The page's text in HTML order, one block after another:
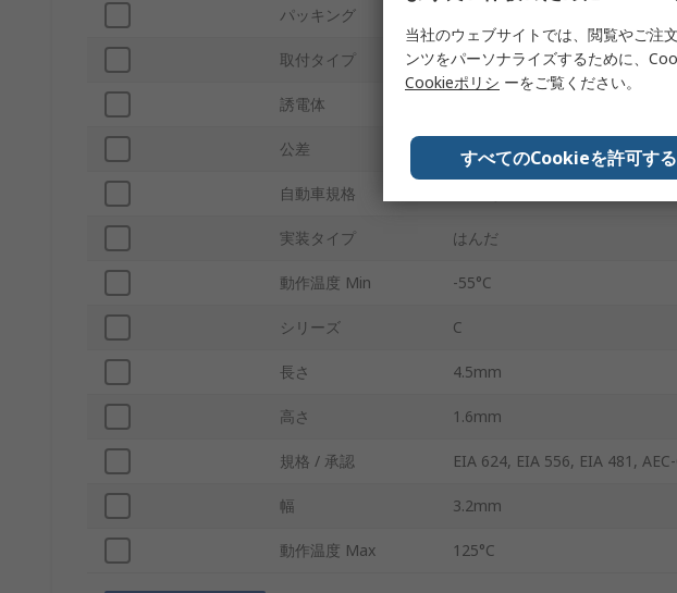
パッキング
取付タイプ 表面
誘電体
公差 ±5 %
自動車規格
実装タイプ はんだ
動作温度 Min -55°C
シリーズ C
長さ 4.5mm
高さ 1.6mm
規格 / 承認 EIA 624, EIA 556, EIA 481,
幅 3.2mm
動作温度 Max 125°C
当社のウェブサイトでは、閲覧やご注
ンツをパーソナライズするために、
Cookieポリシ ーをご覧ください。
すべてのCookieを許可する